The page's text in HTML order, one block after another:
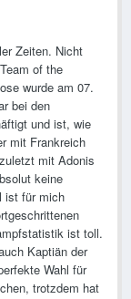
Zeiten. Nicht
of the
wurde am 07.
bei den
und ist, wie
mit Frankreich
mit Adonis
keine
ist für mich
ist toll.
Kaptiän der
Wahl für
trotzdem hat